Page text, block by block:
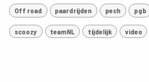
Off road paardrijden pech pgb
scoozy teamNL tijdelijk video